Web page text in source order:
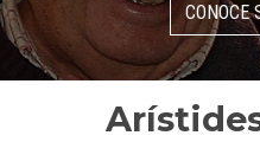
CONOCE